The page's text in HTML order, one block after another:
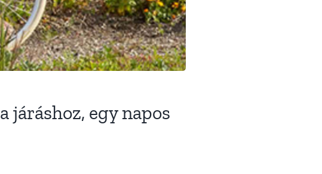
járáshoz, egy napos